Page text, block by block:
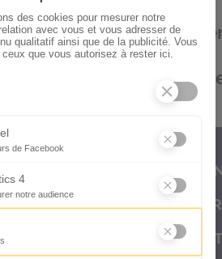
Bonheur